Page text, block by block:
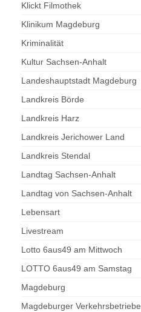
Klickt Filmothek
Klinikum Magdeburg
Kriminalität
Kultur Sachsen-Anhalt
Landeshauptstadt Magdeburg
Landkreis Börde
Landkreis Harz
Landkreis Jerichower Land
Landkreis Stendal
Landtag Sachsen-Anhalt
Landtag von Sachsen-Anhalt
Lebensart
Livestream
Lotto 6aus49 am Mittwoch
LOTTO 6aus49 am Samstag
Magdeburg
Magdeburger Verkehrsbetriebe